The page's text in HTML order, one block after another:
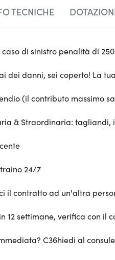
TECNICHE
caso di sinistro penalità di
dei danni, sei coperto! La
(il contributo massimo
& Straordinaria: tagliandi,
24/7
il contratto ad un'altra
12 settimane, verifica con il
C36hiedi al